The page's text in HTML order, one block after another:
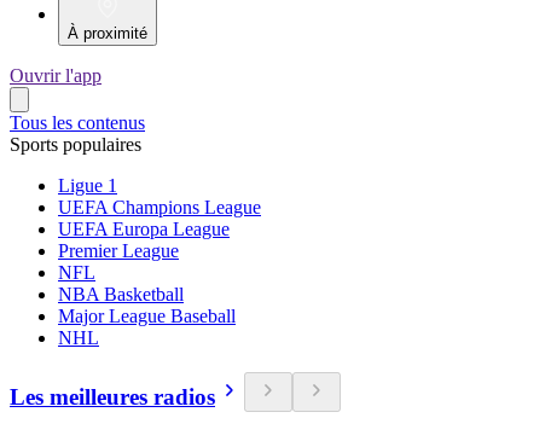
À proximité
Ouvrir l'app
Tous les contenus
Sports populaires
Ligue 1
UEFA Champions League
UEFA Europa League
Premier League
NFL
NBA Basketball
Major League Baseball
NHL
Les meilleures radios